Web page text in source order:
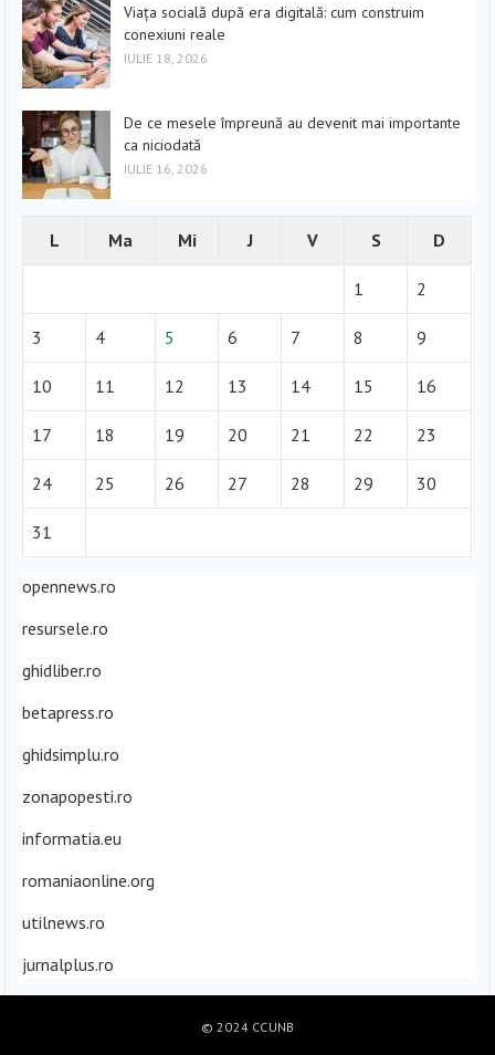
Viața socială după era digitală: cum construim
conexiuni reale
IULIE 18, 2026
De ce mesele împreună au devenit mai importante
ca niciodată
IULIE 16, 2026
L Ma Mi J V S D
1 2
3 4 5 6 7 8 9
10 11 12 13 14 15 16
17 18 19 20 21 22 23
24 25 26 27 28 29 30
31
opennews.ro
resursele.ro
ghidliber.ro
betapress.ro
ghidsimplu.ro
zonapopesti.ro
informatia.eu
romaniaonline.org
utilnews.ro
jurnalplus.ro
© 2024 CCUNB